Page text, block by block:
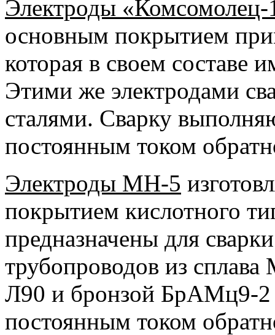
Электроды «Комсомолец-
основным покрытием
которая в своем составе
Этими же электродами
сталями. Сварку
постоянным током
Электроды МН-5
покрытием кислотного
предназначены для
трубопроводов из
Л90 и бронзой БрАМц9-
постоянным током